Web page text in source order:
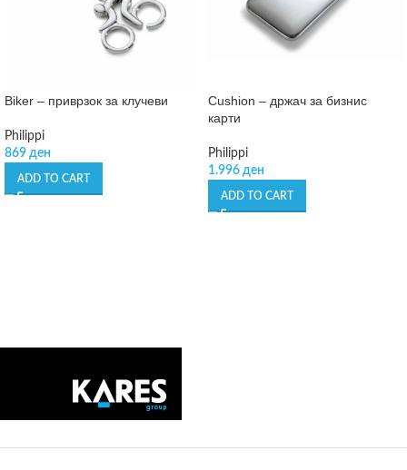
Biker – приврзок за клучеви
Philippi
869 ден
ADD TO CART
Cushion – држач за бизнис
карти
Philippi
1.996 ден
ADD TO CART